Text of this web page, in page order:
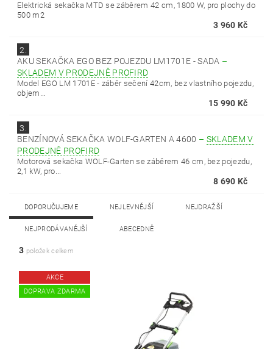
Elektrická sekačka MTD se záběrem 42 cm, 1800 W, pro plochy do
500 m2
3 960 Kč
2.
AKU SEKAČKA EGO BEZ POJEZDU LM1701E - SADA –
SKLADEM V PRODEJNĚ PROFIRD
Model EGO LM 1701E - záběr sečení 42cm, bez vlastního pojezdu,
objem...
15 990 Kč
3.
BENZÍNOVÁ SEKAČKA WOLF-GARTEN A 4600 – SKLADEM V
PRODEJNĚ PROFIRD
Motorová sekačka WOLF-Garten se záběrem 46 cm, bez pojezdu,
2,1 kW, pro...
8 690 Kč
DOPORUČUJEME NEJLEVNĚJŠÍ NEJDRAŽŠÍ
NEJPRODÁVANĚJŠÍ ABECEDNĚ
3 položek celkem
AKCE
DOPRAVA ZDARMA